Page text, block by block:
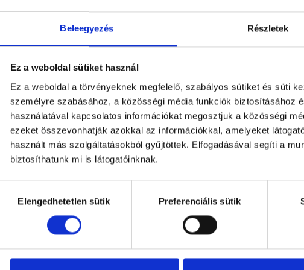
Beleegyezés Részletek
Ez a weboldal sütiket használ
Ez a weboldal a törvényeknek megfelelő, szabályos sütiket és süti
személyre szabásához, a közösségi média funkciók biztosításához
használatával kapcsolatos információkat megosztjuk a közösségi
ezeket összevonhatják azokkal az információkkal, amelyeket
használt más szolgáltatásokból gyűjtöttek. Elfogadásával segíti a
biztosíthatunk mi is látogatóinknak.
kiválasztása
Elengedhetetlen sütik Preferenciális sütik